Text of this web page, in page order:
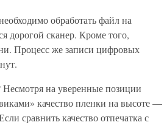
обработать файл на
дорогой сканер. Кроме того,
Процесс же записи цифровых
Несмотря на уверенные позиции
качество пленки на высоте —
сравнить качество отпечатка с